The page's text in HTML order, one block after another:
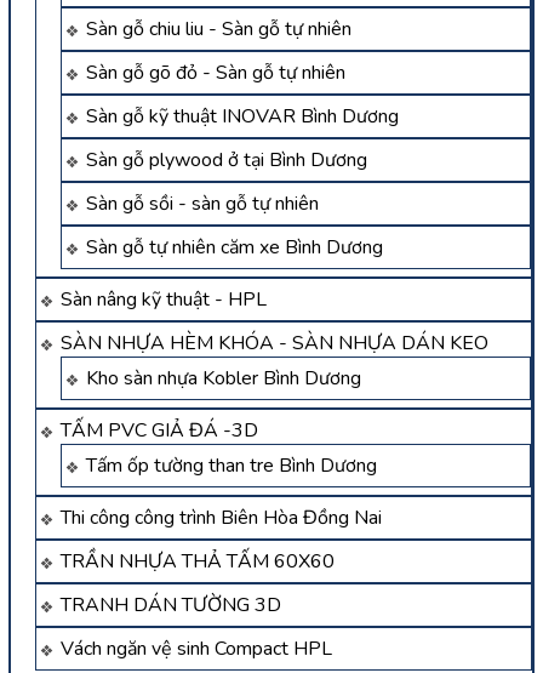
Sàn gỗ chiu liu - Sàn gỗ tự nhiên
Sàn gỗ gõ đỏ - Sàn gỗ tự nhiên
Sàn gỗ kỹ thuật INOVAR Bình Dương
Sàn gỗ plywood ở tại Bình Dương
Sàn gỗ sồi - sàn gỗ tự nhiên
Sàn gỗ tự nhiên căm xe Bình Dương
Sàn nâng kỹ thuật - HPL
SÀN NHỰA HÈM KHÓA - SÀN NHỰA DÁN KEO
Kho sàn nhựa Kobler Bình Dương
TẤM PVC GIẢ ĐÁ -3D
Tấm ốp tường than tre Bình Dương
Thi công công trình Biên Hòa Đồng Nai
TRẦN NHỰA THẢ TẤM 60X60
TRANH DÁN TƯỜNG 3D
Vách ngăn vệ sinh Compact HPL